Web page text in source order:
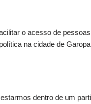
o acesso de
na cidade de
dentro de um